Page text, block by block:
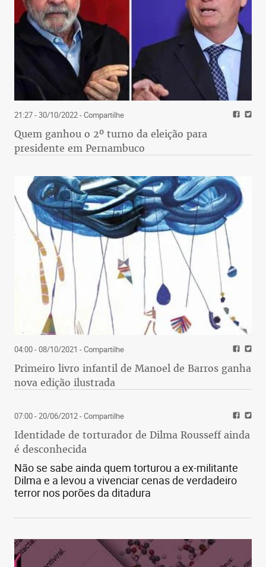
21:27 - 30/10/2022- Compartilhe
Quem ganhou o 2º turno da eleição para
presidente em Pernambuco
04:00 - 08/10/2021 - Compartilhe
Primeiro livro infantil de Manoel de Barros ganha
nova edição ilustrada
07:00 - 20/06/2012- Compartilhe
Identidade de torturador de Dilma Rousseff ainda
é desconhecida
Não se sabe ainda quem torturou a ex-militante
Dilma e a levou a vivenciar cenas de verdadeiro
terror nos porões da ditadura